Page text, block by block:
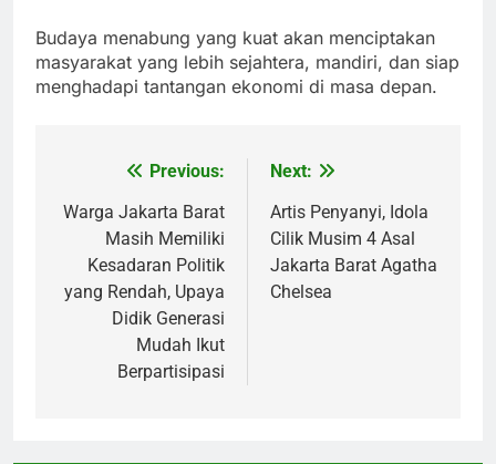
Budaya menabung yang kuat akan menciptakan
masyarakat yang lebih sejahtera, mandiri, dan siap
menghadapi tantangan ekonomi di masa depan.
navigation
Previous:
Warga Jakarta Barat
Masih Memiliki
Kesadaran Politik
yang Rendah, Upaya
Didik Generasi
Mudah Ikut
Berpartisipasi
Next:
Artis Penyanyi, Idola
Cilik Musim 4 Asal
Jakarta Barat Agatha
Chelsea